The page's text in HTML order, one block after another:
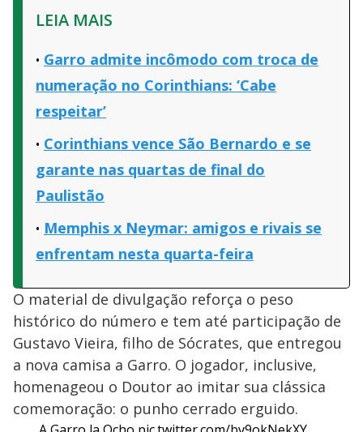
LEIA MAIS
Garro admite incômodo com troca de
numeração no Corinthians: ‘Cabe
respeitar’
Corinthians vence São Bernardo e se
garante nas quartas de final do
Paulistão
Memphis x Neymar: amigos e rivais se
enfrentam nesta quarta-feira
O material de divulgação reforça o peso
histórico do número e tem até participação de
Gustavo Vieira, filho de Sócrates, que entregou
a nova camisa a Garro. O jogador, inclusive,
homenageou o Doutor ao imitar sua clássica
comemoração: o punho cerrado erguido.